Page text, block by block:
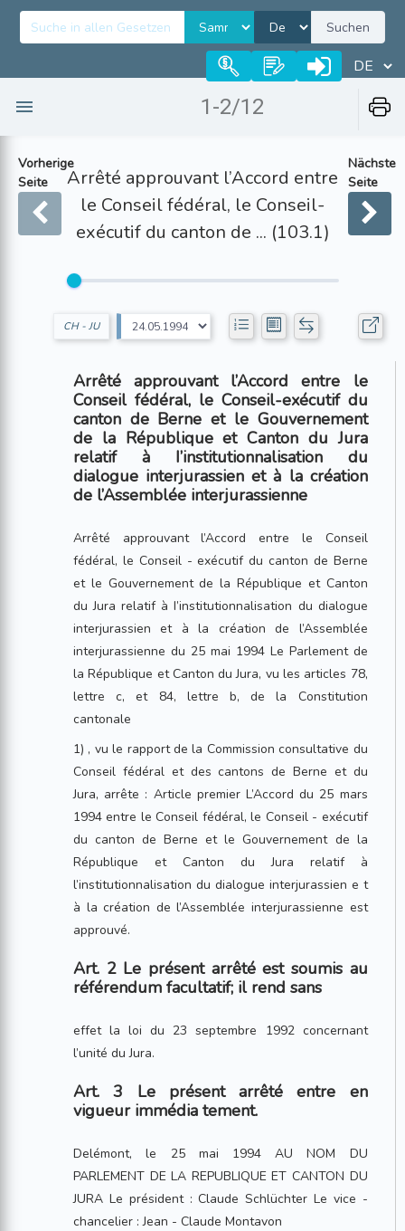
Suchen
1-2/12
Vorherige
Seite
Arrêté approuvant l’Accord entre
le Conseil fédéral, le Conseil-
exécutif du canton de ... (103.1)
Nächste
Seite
CH - JU
Arrêté approuvant l’Accord entre le
Conseil fédéral, le Conseil-exécutif du
canton de Berne et le Gouvernement
de la République et Canton du Jura
relatif à I’institutionnalisation du
dialogue interjurassien et à la création
de l’Assemblée interjurassienne
Arrêté approuvant l’Accord entre le Conseil
fédéral, le Conseil - exécutif du canton de Berne
et le Gouvernement de la République et Canton
du Jura relatif à I’institutionnalisation du dialogue
interjurassien et à la création de l’Assemblée
interjurassienne du 25 mai 1994 Le Parlement de
la République et Canton du Jura, vu les articles 78,
lettre c, et 84, lettre b, de la Constitution
cantonale
1) , vu le rapport de la Commission consultative du
Conseil fédéral et des cantons de Berne et du
Jura, arrête : Article premier L’Accord du 25 mars
1994 entre le Conseil fédéral, le Conseil - exécutif
du canton de Berne et le Gouvernement de la
République et Canton du Jura relatif à
l’institutionnalisation du dialogue interjurassien e t
à la création de l’Assemblée interjurassienne est
approuvé.
Art. 2 Le présent arrêté est soumis au
référendum facultatif; il rend sans
effet la loi du 23 septembre 1992 concernant
l’unité du Jura.
Art. 3 Le présent arrêté entre en
vigueur immédia tement.
Delémont, le 25 mai 1994 AU NOM DU
PARLEMENT DE LA REPUBLIQUE ET CANTON DU
JURA Le président : Claude Schlüchter Le vice -
chancelier : Jean - Claude Montavon